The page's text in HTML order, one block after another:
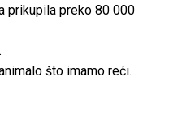
prikupila preko 80 000
što imamo reći.